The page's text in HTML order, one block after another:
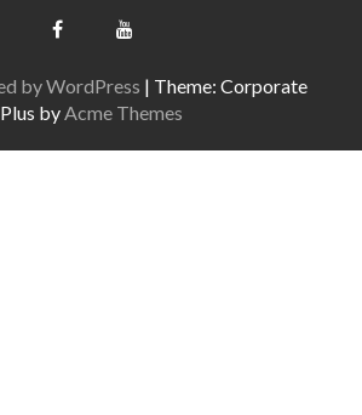
by WordPress | Theme: Corporate
Plus byAcme Themes